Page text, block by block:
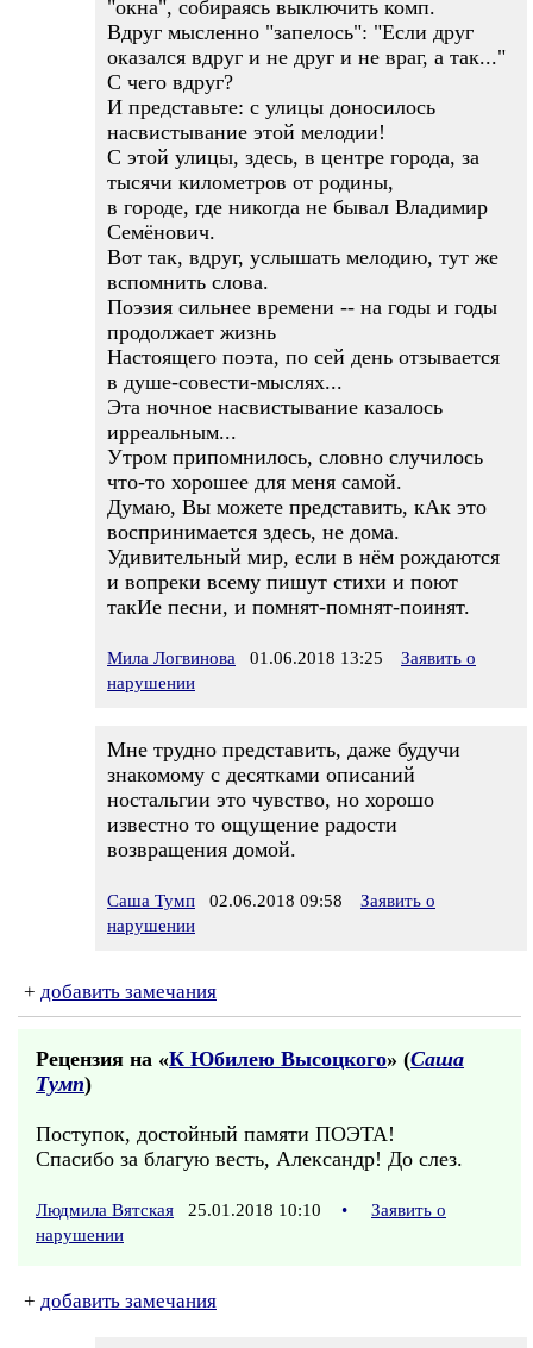
"окна", собираясь выключить комп.
Вдруг мысленно "запелось": "Если друг
оказался вдруг и не друг и не враг, а так..."
С чего вдруг?
И представьте: с улицы доносилось
насвистывание этой мелодии!
С этой улицы, здесь, в центре города, за
тысячи километров от родины,
в городе, где никогда не бывал Владимир
Семёнович.
Вот так, вдруг, услышать мелодию, тут же
вспомнить слова.
Поэзия сильнее времени -- на годы и годы
продолжает жизнь
Настоящего поэта, по сей день отзывается
в душе-совести-мыслях...
Эта ночное насвистывание казалось
ирреальным...
Утром припомнилось, словно случилось
что-то хорошее для меня самой.
Думаю, Вы можете представить, кАк это
воспринимается здесь, не дома.
Удивительный мир, если в нём рождаются
и вопреки всему пишут стихи и поют
такИе песни, и помнят-помнят-поинят.
Мила Логвинова 01.06.2018 13:25
Заявить о
нарушении
Мне трудно представить, даже будучи
знакомому с десятками описаний
ностальгии это чувство, но хорошо
известно то ощущение радости
возвращения домой.
Саша Тумп 02.06.2018 09:58
Заявить о
нарушении
+ добавить замечания
Рецензия на «К Юбилею Высоцкого» (Саша
Тумп)
Поступок, достойный памяти ПОЭТА!
Спасибо за благую весть, Александр! До слез.
Людмила Вятская 25.01.2018 10:10 •
Заявить о
нарушении
+ добавить замечания